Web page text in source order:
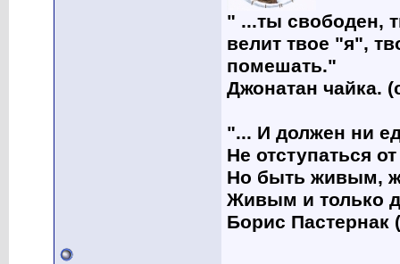
" ...ты свободен,
велит твое "я",
помешать."
Джонатан чайка.
"... И должен ни
Не отступаться
Но быть живым,
Живым и только
Борис Пастернак